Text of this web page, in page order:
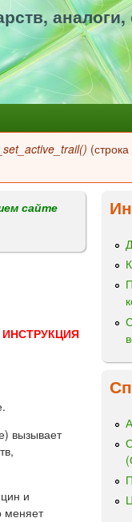
(строка
сайте
вызывает
и
меняет